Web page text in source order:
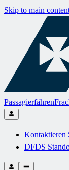
Skip to main
Passagierfähren
Kontaktieren
DFDS